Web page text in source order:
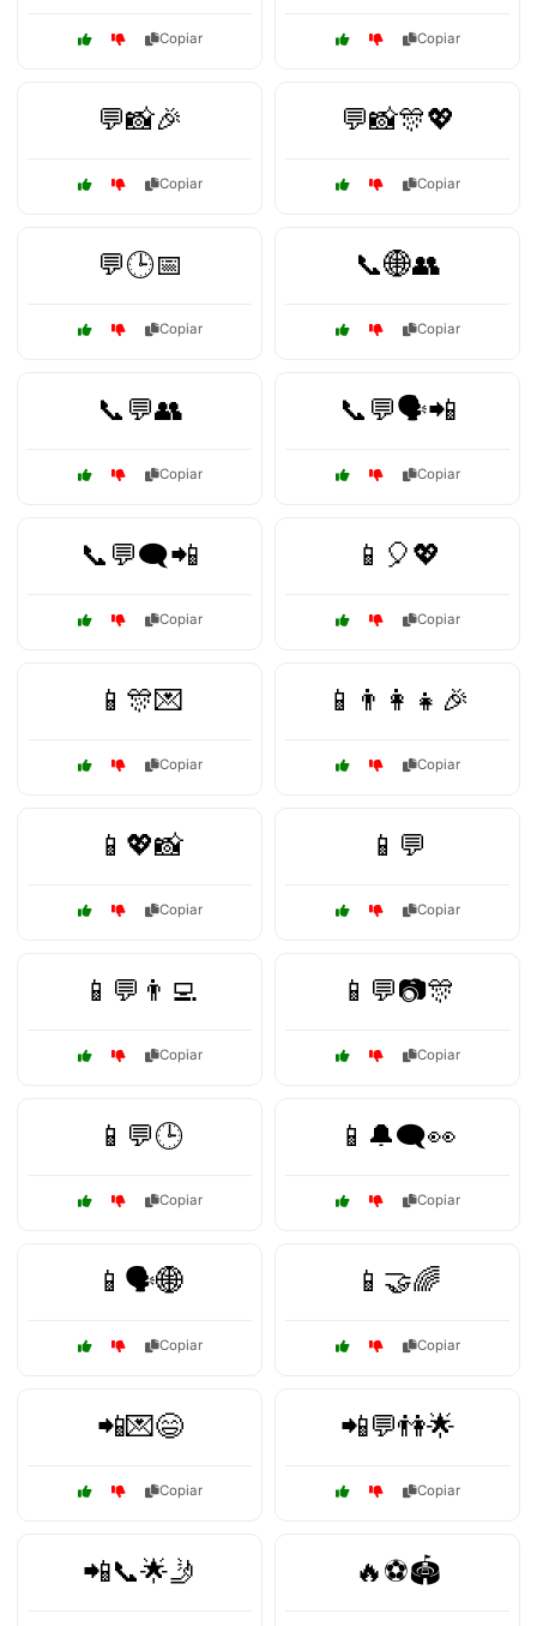
Copiar Copiar
💬📸🎉
Copiar
💬📸🎊💖
Copiar
💬🕒📅
Copiar
📞🌐👥
Copiar
📞💬👥
Copiar
📞💬🗣️📲
Copiar
📞💬🗨️📲
Copiar
📱🎈💖
Copiar
📱🎊💌
Copiar
📱👨‍👩‍👧🎉
Copiar
📱💖📸
Copiar
📱💬
Copiar
📱💬👨‍💻
Copiar
📱💬📷🎊
Copiar
📱💬🕒
Copiar
📱🔔🗨️👀
Copiar
📱🗣️🌐
Copiar
📱🤝🌈
Copiar
📲💌😄
Copiar
📲💬👫🌟
Copiar
📲📞🌟🤳 🔥⚽🏟️